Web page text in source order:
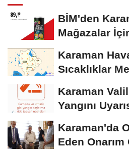
BİM'den
Mağazalar
Karaman
Sıcaklıklar
Seyrediyor
Karaman
Yangını
Karaman'da
Eden Onarım